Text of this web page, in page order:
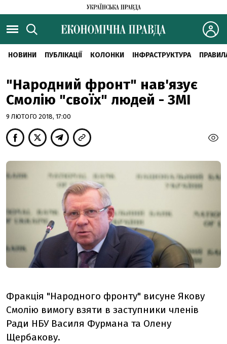
НОВИНИ ПУБЛІКАЦІЇ КОЛОНКИ ІНФРАСТРУКТУРА
"Народний фронт" нав'язує
Смолію "своїх" людей - ЗМІ
9 ЛЮТОГО 2018, 17:00
Фракція "Народного фронту" висуне Якову
Смолію вимогу взяти в заступники членів
Ради НБУ Василя Фурмана та Олену
Щербакову.